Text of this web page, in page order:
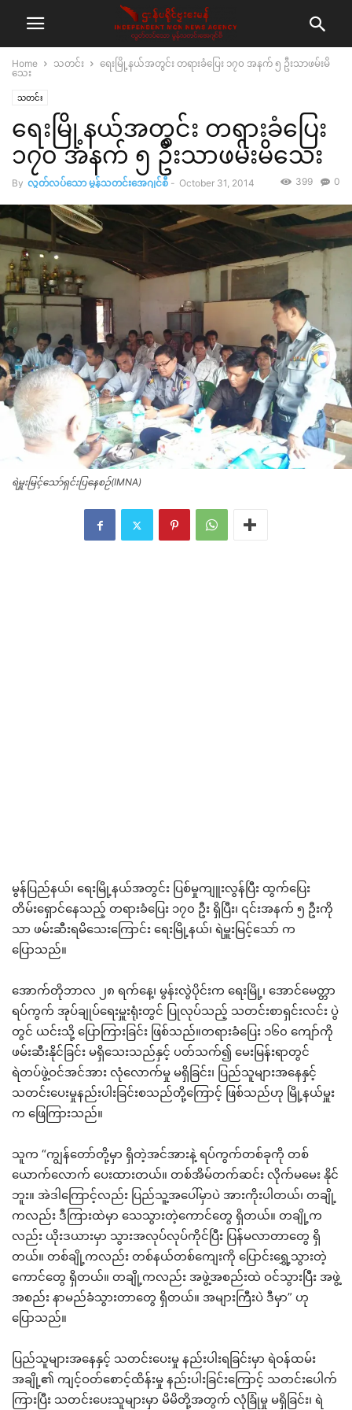
Home သတင်း
ရေးမြို့နယ်အတွင်း တရားခံပြေး ၁၇၀ အနက် ၅ ဦးသာဖမ်းမိ
သေး
သတင်း
ရေးမြို့နယ်အတွင်း တရားခံပြေး
၁၇၀ အနက် ၅ ဦးသာဖမ်းမိသေး
By လွတ်လပ်သော မွန်သတင်းအေဂျင်စီ - October 31, 2014 0
399
ရဲမှူးမြင့်သော်ရှင်းပြနေစဉ်(IMNA)
မွန်ပြည်နယ်၊ ရေးမြို့နယ်အတွင်း ပြစ်မှုကျူးလွန်ပြီး ထွက်ပြေး
တိမ်းရှောင်နေသည့် တရားခံပြေး ၁၇၀ ဦး ရှိပြီး၊ ၎င်းအနက် ၅ ဦးကို
သာ ဖမ်းဆီးရမိသေးကြောင်း ရေးမြို့နယ်၊ ရဲမှူးမြင့်သော် က
ပြောသည်။
အောက်တိုဘာလ ၂၈ ရက်နေ့၊ မွန်းလွဲပိုင်းက ရေးမြို့၊ အောင်မေတ္တာ
ရပ်ကွက် အုပ်ချုပ်ရေးမှူးရုံးတွင် ပြုလုပ်သည့် သတင်းစာရှင်းလင်း ပွဲ
တွင် ယင်းသို့ ပြောကြားခြင်း ဖြစ်သည်။တရားခံပြေး ၁၆၀ ကျော်ကို
ဖမ်းဆီးနိုင်ခြင်း မရှိသေးသည်နှင့် ပတ်သက်၍ မေးမြန်းရာတွင်
ရဲတပ်ဖွဲ့ဝင်အင်အား လုံလောက်မှု မရှိခြင်း၊ ပြည်သူများအနေနှင့်
သတင်းပေးမှုနည်းပါးခြင်းစသည်တို့ကြောင့် ဖြစ်သည်ဟု မြို့နယ်မှူး
က ဖြေကြားသည်။
သူက “ကျွန်တော်တို့မှာ ရှိတဲ့အင်အားနဲ့ ရပ်ကွက်တစ်ခုကို တစ်
ယောက်လောက် ပေးထားတယ်။ တစ်အိမ်တက်ဆင်း လိုက်မမေး နိုင်
ဘူး။ အဲဒါကြောင့်လည်း ပြည်သူ့အပေါ်မှာပဲ အားကိုးပါတယ်၊ တချို့
ကလည်း ဒီကြားထဲမှာ သေသွားတဲ့ကောင်တွေ ရှိတယ်။ တချို့က
လည်း ယိုးဒယားမှာ သွားအလုပ်လုပ်ကိုင်ပြီး ပြန်မလာတာတွေ ရှိ
တယ်။ တစ်ချို့ကလည်း တစ်နယ်တစ်ကျေးကို ပြောင်းရွှေ့သွားတဲ့
ကောင်တွေ ရှိတယ်။ တချို့ကလည်း အဖွဲ့အစည်းထဲ ဝင်သွားပြီး အဖွဲ့
အစည်း နာမည်ခံသွားတာတွေ ရှိတယ်။ အများကြီးပဲ ဒီမှာ” ဟု
ပြောသည်။
ပြည်သူများအနေနှင့် သတင်းပေးမှု နည်းပါးရခြင်းမှာ ရဲဝန်ထမ်း
အချို့၏ ကျင့်ဝတ်စောင့်ထိန်းမှု နည်းပါးခြင်းကြောင့် သတင်းပေါက်
ကြားပြီး သတင်းပေးသူများမှာ မိမိတို့အတွက် လုံခြုံမှု မရှိခြင်း၊ ရဲ